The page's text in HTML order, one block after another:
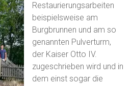
Restaurierungsarbeiten
beispielsweise am
Burgbrunnen und am so
genannten Pulverturm,
der Kaiser Otto IV.
zugeschrieben wird und in
dem einst sogar die